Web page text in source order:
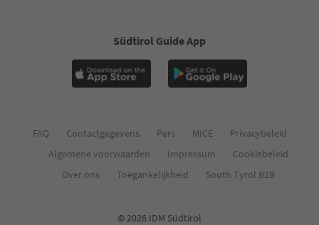
Südtirol Guide App
FAQ Contactgegevens Pers MICE
Privacybeleid
Algemene voorwaarden
Impressum
Cookiebeleid
Over ons
Toegankelijkheid South Tyrol B2B
© 2026 IDM Südtirol